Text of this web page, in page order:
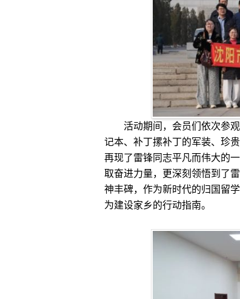
活动期间，会员们依次参观“
记本、补丁摞补丁的军装、珍
再现了雷锋同志平凡而伟大的
取奋进力量，更深刻领悟到了
神丰碑，作为新时代的归国留
为建设家乡的行动指南。